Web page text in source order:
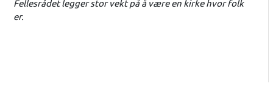
Fellesrådet legger stor vekt på å være en kirke hvor folk
er.